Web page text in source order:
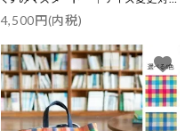
応
4,500円(内税)
favorite